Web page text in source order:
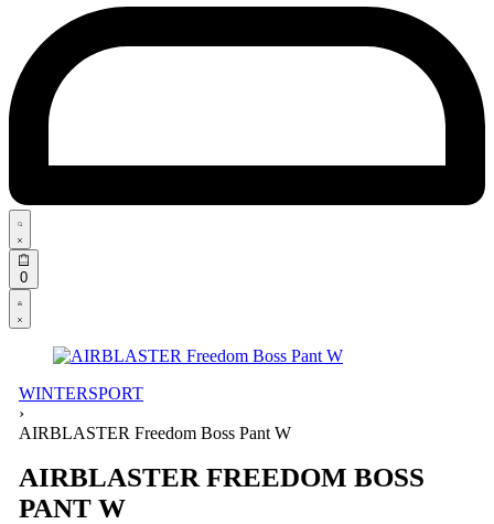
Search
open
0Open
cart
Open
Account
details
WINTERSPORT
›
AIRBLASTER Freedom Boss Pant W
AIRBLASTER FREEDOM BOSS
PANT W